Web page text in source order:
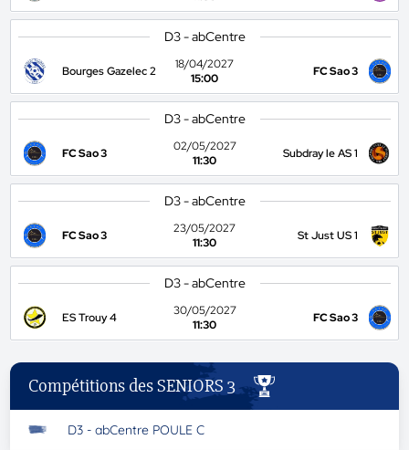
D3 - abCentre
Bourges Gazelec 2
18/04/2027
15:00
FC Sao 3
D3 - abCentre
FC Sao 3
02/05/2027
11:30
Subdray le AS 1
D3 - abCentre
FC Sao 3
23/05/2027
11:30
St Just US 1
D3 - abCentre
ES Trouy 4
30/05/2027
11:30
FC Sao 3
Compétitions des SENIORS 3
D3 - abCentre POULE C